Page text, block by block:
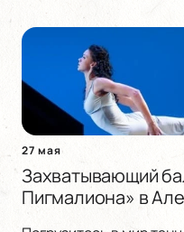
27 мая
Захватывающий
Пигмалиона» в